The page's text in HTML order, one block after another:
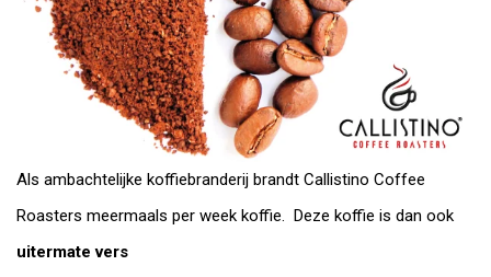
Als ambachtelijke koffiebranderij brandt Callistino Coffee
Roasters meermaals per week koffie. Deze koffie is dan ook
uitermate vers